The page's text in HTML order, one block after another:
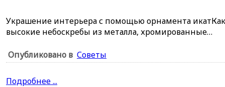
Украшение интерьера с помощью орнамента
высокие небоскребы из металла, хромированные…
Опубликовано в Советы
Подробнее ...